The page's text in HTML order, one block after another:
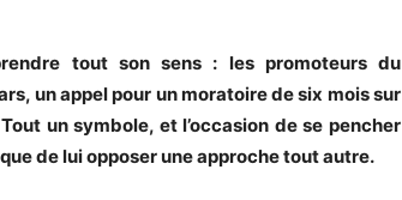
tout son sens : les promoteurs du
un appel pour un moratoire de six mois sur
un symbole, et l’occasion de se pencher
de lui opposer une approche tout autre.